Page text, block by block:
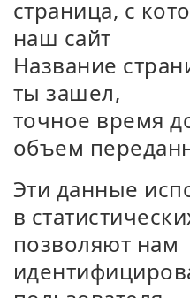
страница, с
наш сайт
Название
ты зашел,
точное время
объем
Эти данные
в
позволяют нам